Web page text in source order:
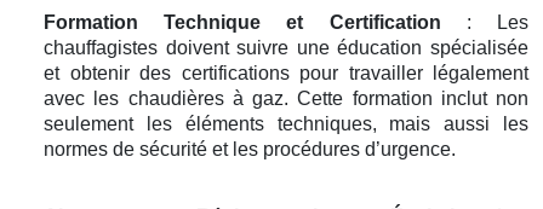
Formation Technique et Certification : Les
chauffagistes doivent suivre une éducation spécialisée
et obtenir des certifications pour travailler légalement
avec les chaudières à gaz. Cette formation inclut non
seulement les éléments techniques, mais aussi les
normes de sécurité et les procédures d’urgence.